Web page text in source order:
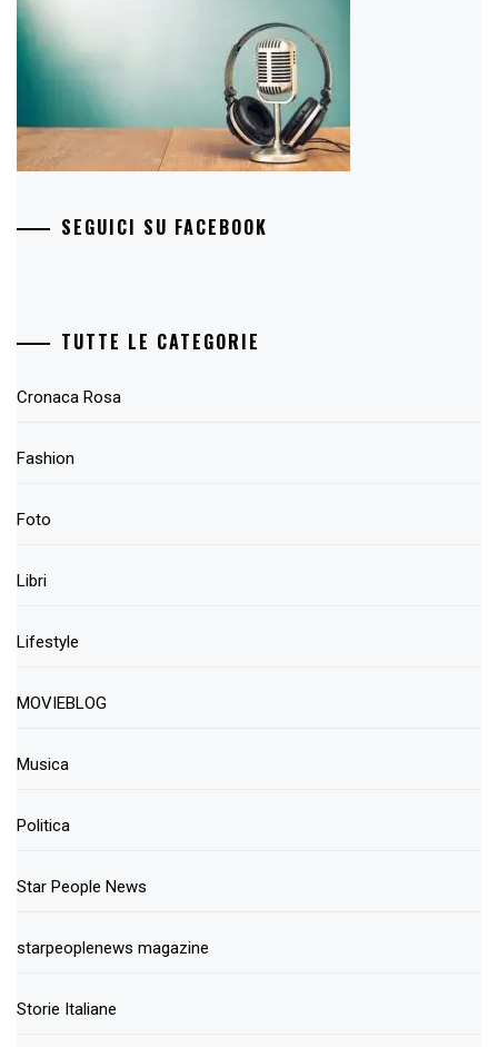
SEGUICI SU FACEBOOK
TUTTE LE CATEGORIE
Cronaca Rosa
Fashion
Foto
Libri
Lifestyle
MOVIEBLOG
Musica
Politica
Star People News
starpeoplenews magazine
Storie Italiane